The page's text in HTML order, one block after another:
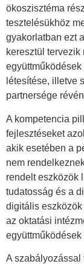
ökoszisztéma
tesztelésükhöz
gyakorlatban ezt
keresztül
létesítése, illetve
partnersége
A kompetencia
fejlesztéseket
akik esetében a
nem
rendelt eszközök
tudatosság és a
digitális
az oktatási
A